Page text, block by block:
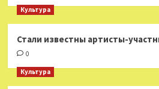
Культура
Стали известны артисты-
0
Культура